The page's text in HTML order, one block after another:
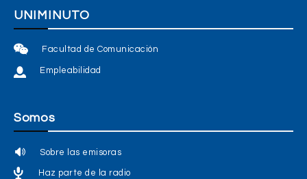
UNIMINUTO
Facultad de Comunicación
Empleabilidad
Somos
Sobre las emisoras
Haz parte de la radio